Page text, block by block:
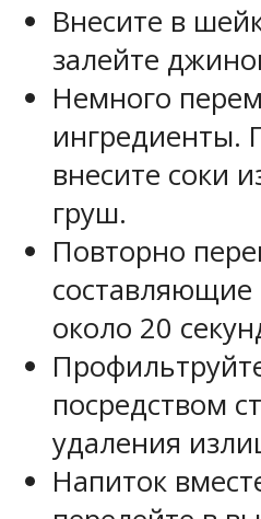
Внесите в
залейте
Немного
ингредиенты.
внесите соки
груш.
Повторно
около 20
посредством
удаления
Напиток